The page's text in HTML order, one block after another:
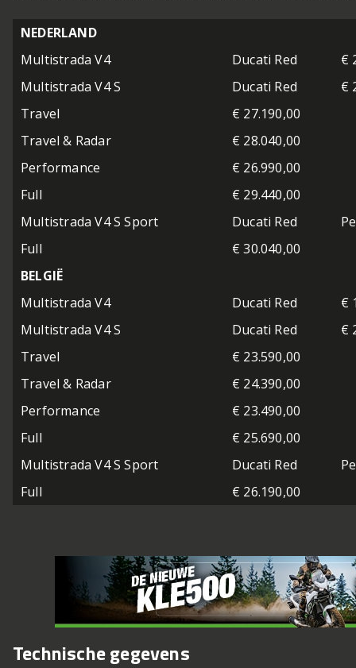
NEDERLAND
Multistrada V4
Ducati Red
€
Multistrada V4 S
Ducati Red
€
Travel
€ 27.190,00
Travel & Radar
€ 28.040,00
Performance
€ 26.990,00
Full
€ 29.440,00
Multistrada V4 S Sport
Ducati Red
Full
€ 30.040,00
BELGIË
Multistrada V4
Ducati Red
€
Multistrada V4 S
Ducati Red
€
Travel
€ 23.590,00
Travel & Radar
€ 24.390,00
Performance
€ 23.490,00
Full
€ 25.690,00
Multistrada V4 S Sport
Ducati Red
Full
€ 26.190,00
Technische gegevens